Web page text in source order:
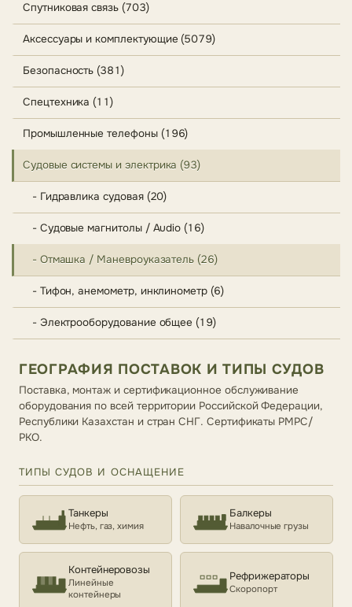
Спутниковая связь (703)
Аксессуары и комплектующие (5079)
Безопасность (381)
Спецтехника (11)
Промышленные телефоны (196)
Судовые системы и электрика (93)
- Гидравлика судовая (20)
- Судовые магнитолы / Audio (16)
- Отмашка / Маневроуказатель (26)
- Тифон, анемометр, инклинометр (6)
- Электрооборудование общее (19)
ГЕОГРАФИЯ ПОСТАВОК И ТИПЫ СУДОВ
Поставка, монтаж и сертификационное обслуживание
оборудования по всей территории Российской Федерации,
Республики Казахстан и стран СНГ. Сертификаты РМРС/
РКО.
ТИПЫ СУДОВ И ОСНАЩЕНИЕ
Танкеры
Нефть, газ, химия
Балкеры
Навалочные грузы
Контейнеровозы
Линейные
контейнеры
Рефрижераторы
Скоропорт